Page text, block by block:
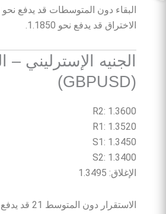
البقاء دون المتوسطات قد يدفع نحو 1.1740.
الاختراق قد يدفع نحو 1.1850.
الجنيه الإسترليني –
(GBPUSD)
R2: 1.3600
R1: 1.3520
S1: 1.3450
S2: 1.3400
الإغلاق: 1.3495
الاستقرار دون المتوسط 21 قد يدفع نحو 1.3450.